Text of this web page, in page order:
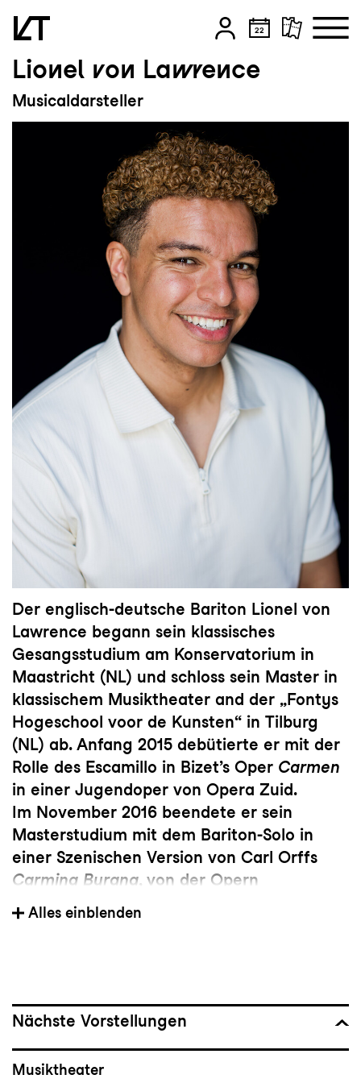
Zum Hauptinhalt springen
Zum Footer springen
Lionel von Lawrence
Musicaldarsteller
Der englisch-deutsche Bariton Lionel von
Lawrence begann sein klassisches
Gesangsstudium am Konservatorium in
Maastricht (NL) und schloss sein Master in
klassischem Musiktheater and der „Fontys
Hogeschool voor de Kunsten“ in Tilburg
(NL) ab. Anfang 2015 debütierte er mit der
Rolle des Escamillo in Bizet’s Oper Carmen
in einer Jugendoper von Opera Zuid.
Im November 2016 beendete er sein
Masterstudium mit dem Bariton-Solo in
einer Szenischen Version von Carl Orffs
Carmina Burana, von der Opern
Gesellschaft „The Fat Lady“ unter der
Leitung von Tamir Chasson. Seither war er
Mozarts Die Zauberflöte
Alles einblenden
Nächste Vorstellungen
Musiktheater